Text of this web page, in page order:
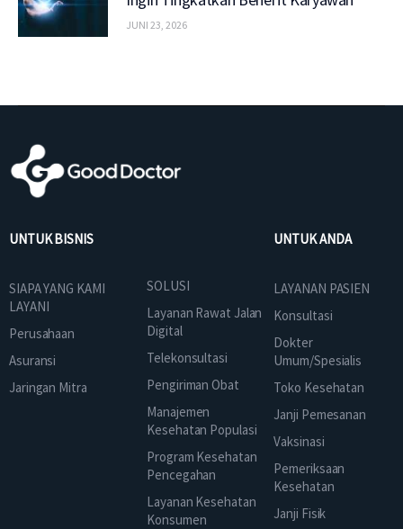
JUNI 23, 2026
UNTUK BISNIS
SIAPA YANG KAMI
LAYANI
Perusahaan
Asuransi
Jaringan Mitra
SOLUSI
Layanan Rawat Jalan
Digital
Telekonsultasi
Pengiriman Obat
Manajemen
Kesehatan Populasi
Program Kesehatan
Pencegahan
Layanan Kesehatan
Konsumen
UNTUK ANDA
LAYANAN PASIEN
Konsultasi
Dokter
Umum/Spesialis
Toko Kesehatan
Janji Pemesanan
Vaksinasi
Pemeriksaan
Kesehatan
Janji Fisik